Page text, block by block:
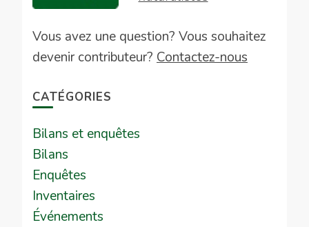
Vous avez une question? Vous souhaitez
devenir contributeur? Contactez-nous
CATÉGORIES
Bilans et enquêtes
Bilans
Enquêtes
Inventaires
Événements